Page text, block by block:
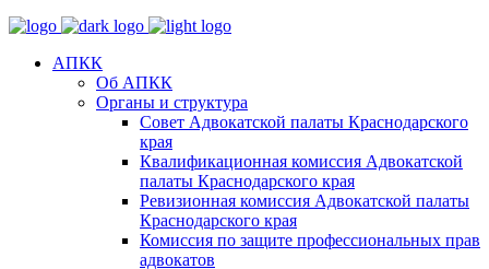
АПКК
Об АПКК
Органы и структура
Совет Адвокатской палаты Краснодарского
края
Квалификационная комиссия Адвокатской
палаты Краснодарского края
Ревизионная комиссия Адвокатской палаты
Краснодарского края
Комиссия по защите профессиональных прав
адвокатов